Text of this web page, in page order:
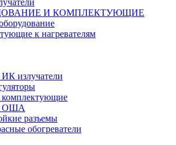
И КОМПЛЕКТУЮЩИЕ
к нагревателям
излучатели
ОША
разъемы
обогреватели